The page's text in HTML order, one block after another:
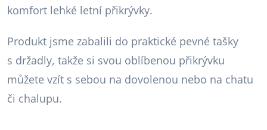
komfort lehké letní přikrývky.
Produkt jsme zabalili do praktické pevné tašky
s držadly, takže si svou oblíbenou přikrývku
můžete vzít s sebou na dovolenou nebo na chatu
či chalupu.